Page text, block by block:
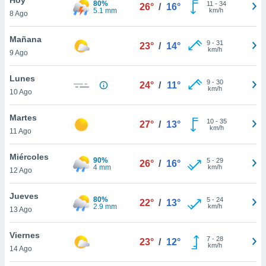
y
en
más
de
8 Ago
80%
5.1 mm
26° / 16° 11 - 34
km/h
Mañana
9 Ago
23° / 14° 9- 31
km/h
Lunes
10 Ago
24° / 11° 9- 30
km/h
Martes
11 Ago
27° / 13° 10- 35
km/h
Miércoles
12 Ago
90%
4 mm
26° / 16° 5- 29
km/h
Jueves
13 Ago
80%
2.9 mm
22° / 13° 5- 24
km/h
Viernes
14 Ago
23° / 12° 7- 28
km/h